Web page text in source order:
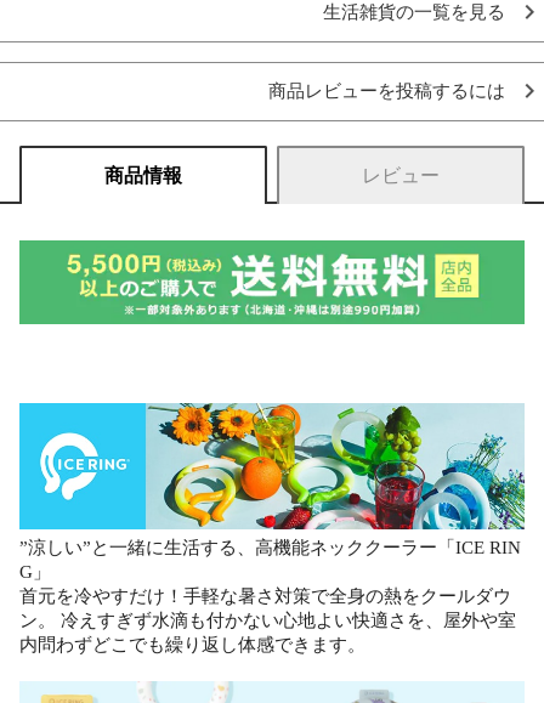
生活雑貨の一覧を見る
商品レビューを投稿するには
商品情報 レビュー
”涼しい”と一緒に生活する、高機能ネッククーラー「ICE RIN
G」
首元を冷やすだけ！手軽な暑さ対策で全身の熱をクールダウ
ン。 冷えすぎず水滴も付かない心地よい快適さを、屋外や室
内問わずどこでも繰り返し体感できます。